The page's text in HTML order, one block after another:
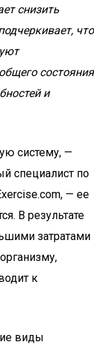
снизить
что
состояния
и
систему, —
специалист по
— ее
В результате
затратами
к
виды